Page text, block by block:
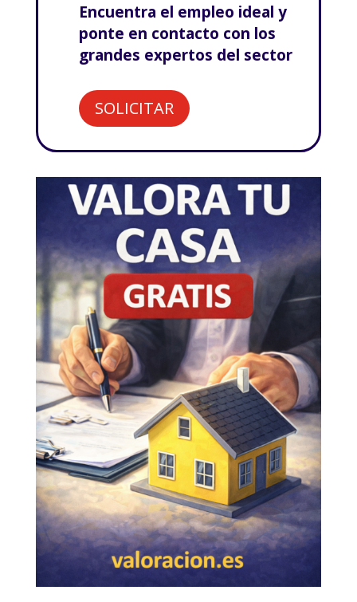
Encuentra el empleo ideal y
ponte en contacto con los
grandes expertos del sector
SOLICITAR